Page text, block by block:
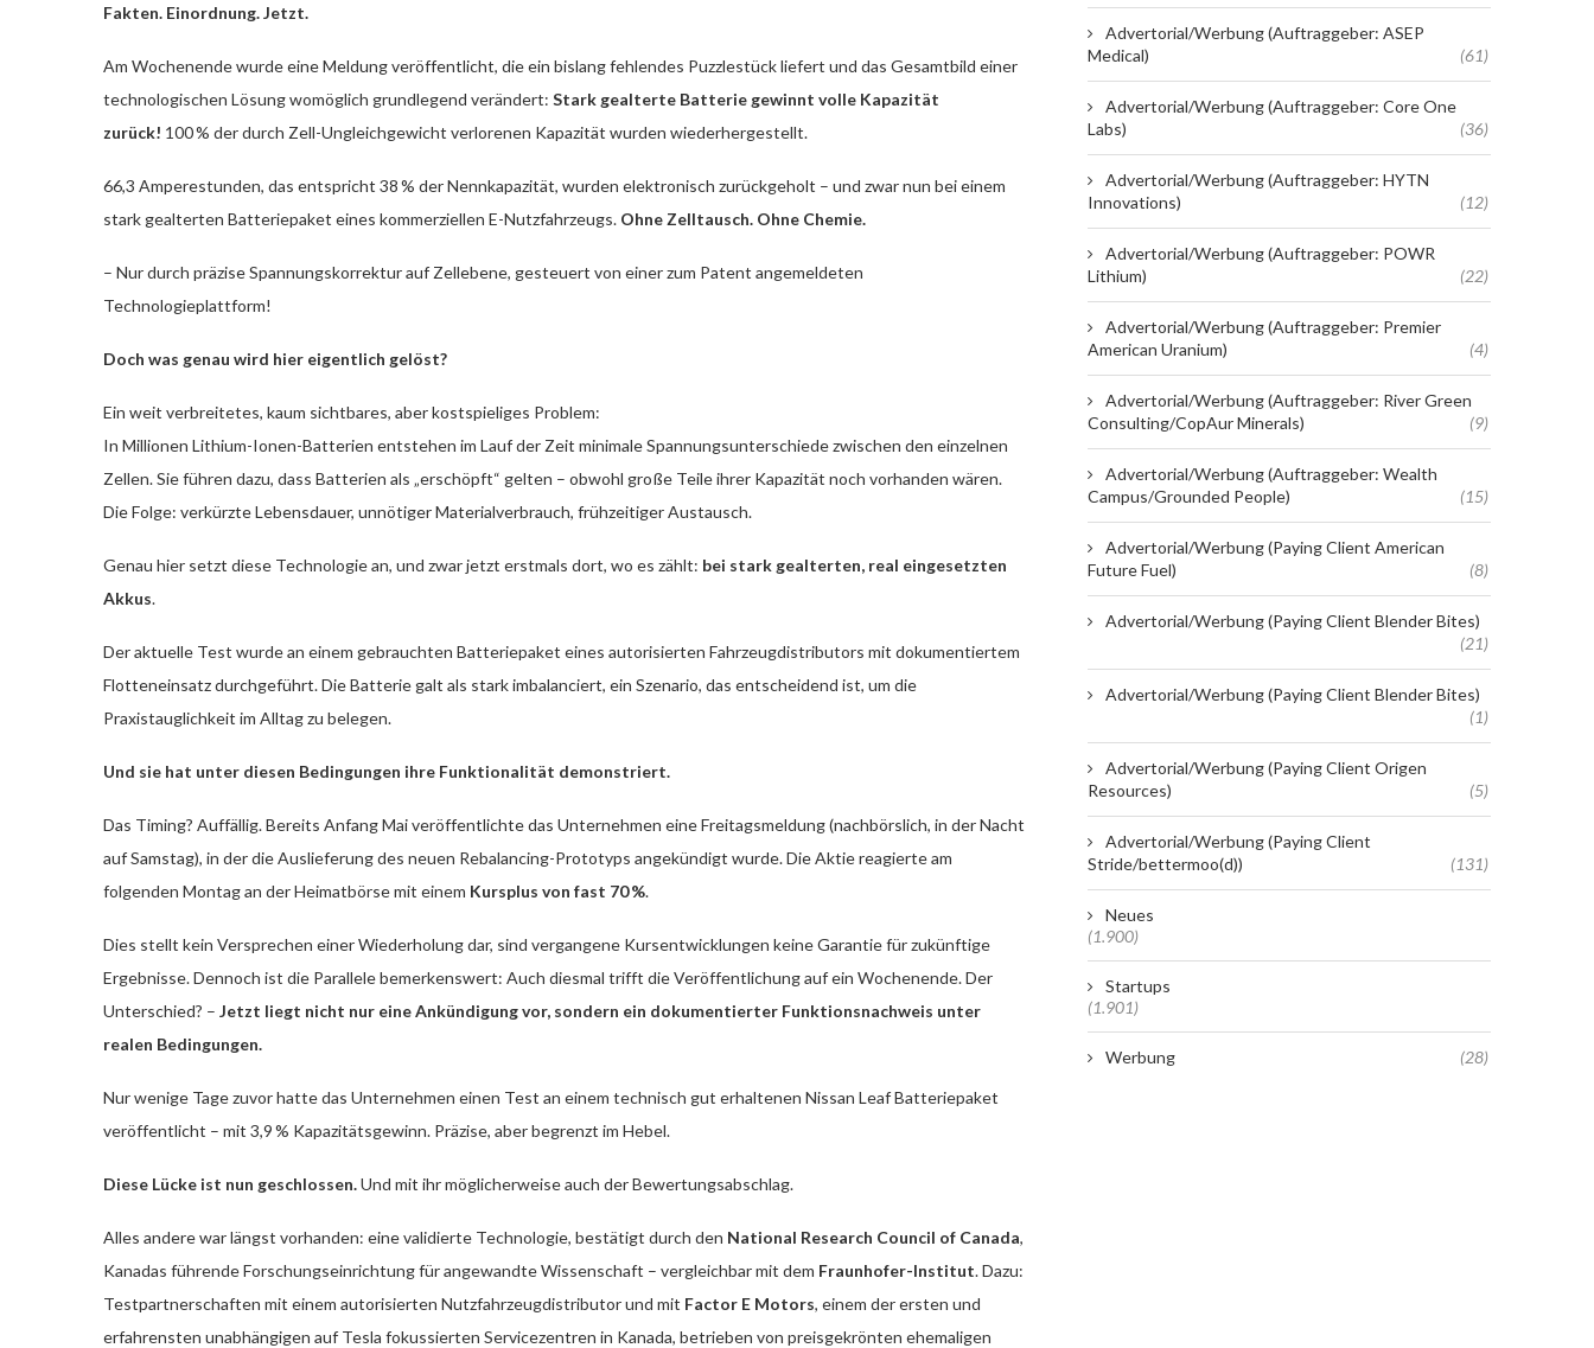
Fakten. Einordnung. Jetzt.
Am Wochenende wurde eine Meldung veröffentlicht, die ein bislang fehlendes Puzzlestück liefert und das Gesamtbild einer
technologischen Lösung womöglich grundlegend verändert: Stark gealterte Batterie gewinnt volle Kapazität
zurück! 100 % der durch Zell-Ungleichgewicht verlorenen Kapazität wurden wiederhergestellt.
66,3 Amperestunden, das entspricht 38 % der Nennkapazität, wurden elektronisch zurückgeholt – und zwar nun bei einem
stark gealterten Batteriepaket eines kommerziellen E-Nutzfahrzeugs. Ohne Zelltausch. Ohne Chemie.
– Nur durch präzise Spannungskorrektur auf Zellebene, gesteuert von einer zum Patent angemeldeten
Technologieplattform!
Doch was genau wird hier eigentlich gelöst?
Ein weit verbreitetes, kaum sichtbares, aber kostspieliges Problem:
In Millionen Lithium-Ionen-Batterien entstehen im Lauf der Zeit minimale Spannungsunterschiede zwischen den einzelnen
Zellen. Sie führen dazu, dass Batterien als „erschöpft“ gelten – obwohl große Teile ihrer Kapazität noch vorhanden wären.
Die Folge: verkürzte Lebensdauer, unnötiger Materialverbrauch, frühzeitiger Austausch.
Genau hier setzt diese Technologie an, und zwar jetzt erstmals dort, wo es zählt: bei stark gealterten, real eingesetzten
Akkus.
Der aktuelle Test wurde an einem gebrauchten Batteriepaket eines autorisierten Fahrzeugdistributors mit dokumentiertem
Flotteneinsatz durchgeführt. Die Batterie galt als stark imbalanciert, ein Szenario, das entscheidend ist, um die
Praxistauglichkeit im Alltag zu belegen.
Und sie hat unter diesen Bedingungen ihre Funktionalität demonstriert.
Das Timing? Auffällig. Bereits Anfang Mai veröffentlichte das Unternehmen eine Freitagsmeldung (nachbörslich, in der Nacht
auf Samstag), in der die Auslieferung des neuen Rebalancing-Prototyps angekündigt wurde. Die Aktie reagierte am
folgenden Montag an der Heimatbörse mit einem Kursplus von fast 70 %.
Dies stellt kein Versprechen einer Wiederholung dar, sind vergangene Kursentwicklungen keine Garantie für zukünftige
Ergebnisse. Dennoch ist die Parallele bemerkenswert: Auch diesmal trifft die Veröffentlichung auf ein Wochenende. Der
Unterschied? – Jetzt liegt nicht nur eine Ankündigung vor, sondern ein dokumentierter Funktionsnachweis unter
realen Bedingungen.
Nur wenige Tage zuvor hatte das Unternehmen einen Test an einem technisch gut erhaltenen Nissan Leaf Batteriepaket
veröffentlicht – mit 3,9 % Kapazitätsgewinn. Präzise, aber begrenzt im Hebel.
Diese Lücke ist nun geschlossen.Und mit ihr möglicherweise auch der Bewertungsabschlag.
Alles andere war längst vorhanden: eine validierte Technologie, bestätigt durch den National Research Council of Canada,
Kanadas führende Forschungseinrichtung für angewandte Wissenschaft – vergleichbar mit dem Fraunhofer-Institut. Dazu:
Testpartnerschaften mit einem autorisierten Nutzfahrzeugdistributor und mit Factor E Motors, einem der ersten und
erfahrensten unabhängigen auf Tesla fokussierten Servicezentren in Kanada, betrieben von preisgekrönten ehemaligen
Advertorial/Werbung (Auftraggeber: ASEP
Medical)
(61)
Advertorial/Werbung (Auftraggeber: Core One
Labs)
(36)
Advertorial/Werbung (Auftraggeber: HYTN
Innovations)
(12)
Advertorial/Werbung (Auftraggeber: POWR
Lithium)
(22)
Advertorial/Werbung (Auftraggeber: Premier
American Uranium)
(4)
Advertorial/Werbung (Auftraggeber: River Green
Consulting/CopAur Minerals)
(9)
Advertorial/Werbung (Auftraggeber: Wealth
Campus/Grounded People)
(15)
Advertorial/Werbung (Paying Client American
Future Fuel)
(8)
Advertorial/Werbung (Paying Client Blender Bites)
(21)
Advertorial/Werbung (Paying Client Blender Bites)
(1)
Advertorial/Werbung (Paying Client Origen
Resources)
(5)
Advertorial/Werbung (Paying Client
Stride/bettermoo(d))
(131)
Neues
(1.900)
Startups
(1.901)
Werbung (28)